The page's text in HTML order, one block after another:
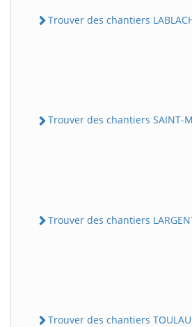
Trouver des chantiers
Trouver des chantiers SAINT-
Trouver des chantiers
Trouver des chantiers